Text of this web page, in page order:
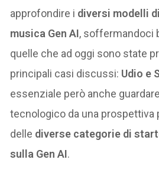
approfondire i diversi modelli
musica Gen AI, soffermandoci
quelle che ad oggi sono state
principali casi discussi: Udio e
essenziale però anche
tecnologico da una prospettiva
delle diverse categorie di
sulla Gen AI.